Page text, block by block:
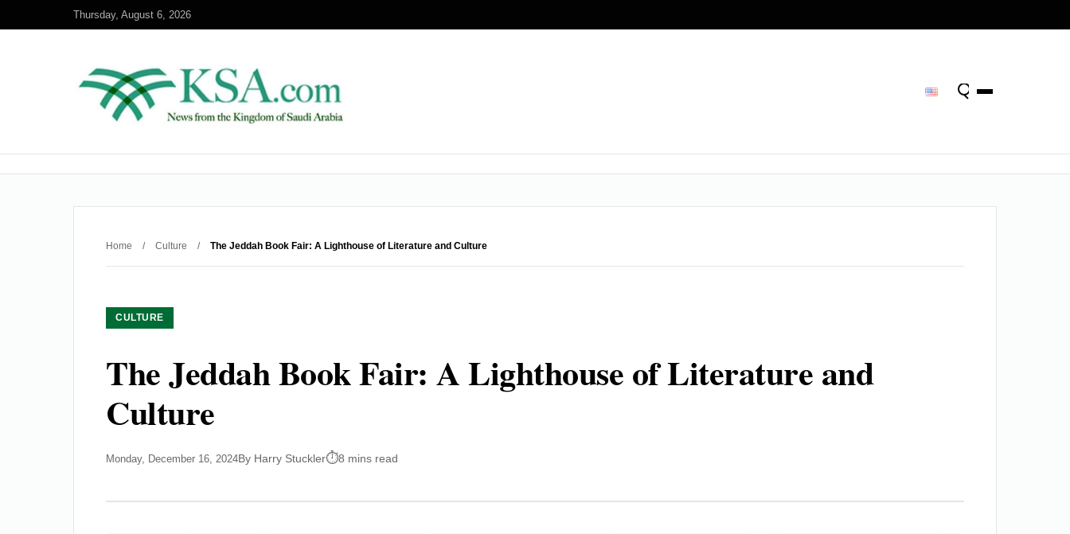
Thursday, August 6, 2026
Home / Culture / The Jeddah Book Fair: A Lighthouse of Literature and Culture
CULTURE
The Jeddah Book Fair: A Lighthouse of Literature and
Culture
Monday, December 16, 2024By Harry Stuckler 8 mins read